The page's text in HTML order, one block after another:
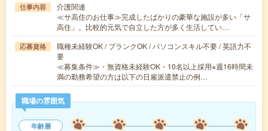
仕事内容
介護関連
≪サ高住のお仕事≫完成したばかりの豪華な施設が多い「サ
高住」。比較的元気で自立した方が多く生活してい…
応募資格
職種未経験OK / ブランクOK / パソコンスキル不要 / 英語力不
要
≪募集条件≫・無資格未経験OK・10名以上採用※週16時間未
満の勤務希望の方は以下の日雇派遣禁止の例…
職場の雰囲気
年齢層